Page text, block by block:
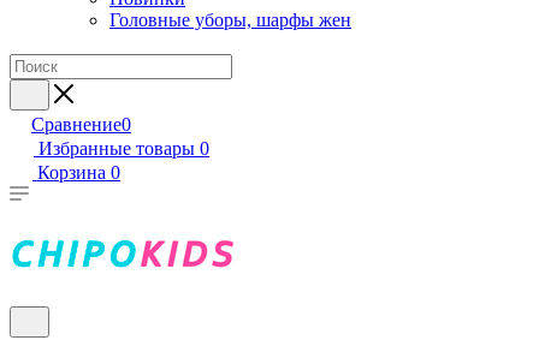
Головные уборы, шарфы жен
Сравнение0
Избранные товары 0
Корзина 0